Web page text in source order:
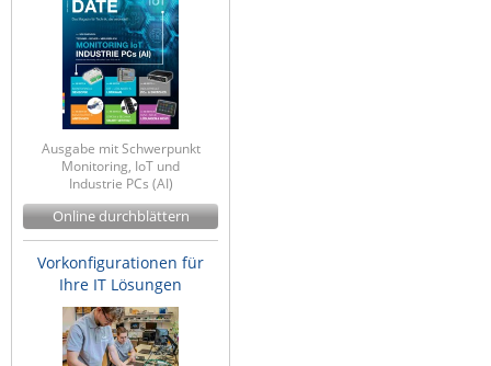
Ausgabe mit Schwerpunkt
Monitoring, IoT und
Industrie PCs (AI)
Online durchblättern
Vorkonfigurationen für
Ihre IT Lösungen